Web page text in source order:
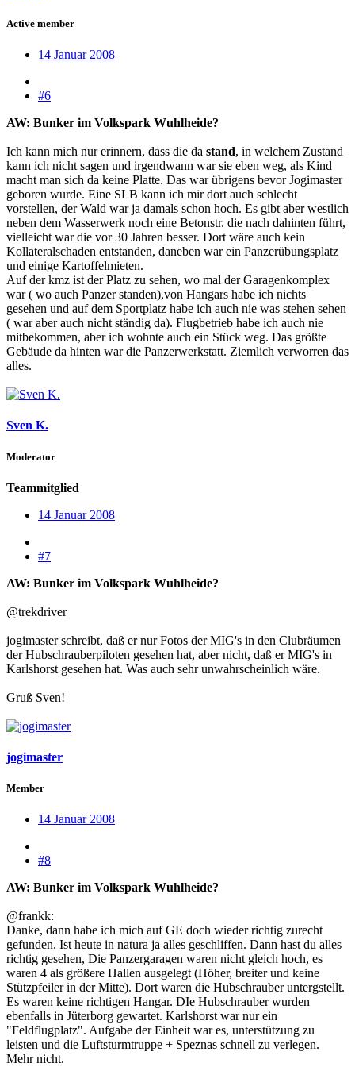
Active member
14 Januar 2008
#6
AW: Bunker im Volkspark Wuhlheide?
Ich kann mich nur erinnern, dass die da stand, in welchem Zustand
kann ich nicht sagen und irgendwann war sie eben weg, als Kind
macht man sich da keine Platte. Das war übrigens bevor Jogimaster
geboren wurde. Eine SLB kann ich mir dort auch schlecht
vorstellen, der Wald war ja damals schon hoch. Es gibt aber westlich
neben dem Wasserwerk noch eine Betonstr. die nach dahinten führt,
vielleicht war die vor 30 Jahren besser. Dort wäre auch kein
Kollateralschaden entstanden, daneben war ein Panzerübungsplatz
und einige Kartoffelmieten.
Auf der kmz ist der Platz zu sehen, wo mal der Garagenkomplex
war ( wo auch Panzer standen),von Hangars habe ich nichts
gesehen und auf dem Sportplatz habe ich auch nie was stehen sehen
( war aber auch nicht ständig da). Flugbetrieb habe ich auch nie
mitbekommen, aber ich wohnte auch ein Stück weg. Das größte
Gebäude da hinten war die Panzerwerkstatt. Ziemlich verworren das
alles.
Sven K.
Moderator
Teammitglied
14 Januar 2008
#7
AW: Bunker im Volkspark Wuhlheide?
@trekdriver
jogimaster schreibt, daß er nur Fotos der MIG's in den Clubräumen
der Hubschrauberpiloten gesehen hat, aber nicht, daß er MIG's in
Karlshorst gesehen hat. Was auch sehr unwahrscheinlich wäre.
Gruß Sven!
jogimaster
Member
14 Januar 2008
#8
AW: Bunker im Volkspark Wuhlheide?
@frankk:
Danke, dann habe ich mich auf GE doch wieder richtig zurecht
gefunden. Ist heute in natura ja alles geschliffen. Dann hast du alles
richtig gesehen, Die Panzergaragen waren nicht gleich hoch, es
waren 4 als größere Hallen ausgelegt (Höher, breiter und keine
Stützpfeiler in der Mitte). Dort waren die Hubschrauber untergstellt.
Es waren keine richtigen Hangar. DIe Hubschrauber wurden
ebenfalls in Jüterborg gewartet. Karlshorst war nur ein
"Feldflugplatz". Aufgabe der Einheit war es, unterstützung zu
leisten und die Luftsturmtruppe + Speznas schnell zu verlegen.
Mehr nicht.